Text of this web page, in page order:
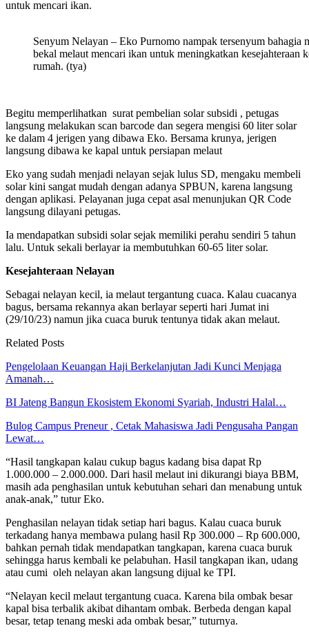
untuk mencari ikan.
Senyum Nelayan – Eko Purnomo nampak tersenyum bahagia
bekal melaut mencari ikan untuk meningkatkan kesejahteraan
rumah. (tya)
Begitu memperlihatkan surat pembelian solar subsidi , petugas
langsung melakukan scan barcode dan segera mengisi 60 liter solar
ke dalam 4 jerigen yang dibawa Eko. Bersama krunya, jerigen
langsung dibawa ke kapal untuk persiapan melaut
Eko yang sudah menjadi nelayan sejak lulus SD, mengaku membeli
solar kini sangat mudah dengan adanya SPBUN, karena langsung
dengan aplikasi. Pelayanan juga cepat asal menunjukan QR Code
langsung dilayani petugas.
Ia mendapatkan subsidi solar sejak memiliki perahu sendiri 5 tahun
lalu. Untuk sekali berlayar ia membutuhkan 60-65 liter solar.
Kesejahteraan Nelayan
Sebagai nelayan kecil, ia melaut tergantung cuaca. Kalau cuacanya
bagus, bersama rekannya akan berlayar seperti hari Jumat ini
(29/10/23) namun jika cuaca buruk tentunya tidak akan melaut.
Related Posts
Pengelolaan Keuangan Haji Berkelanjutan Jadi Kunci Menjaga
Amanah…
BI Jateng Bangun Ekosistem Ekonomi Syariah, Industri Halal…
Bulog Campus Preneur , Cetak Mahasiswa Jadi Pengusaha Pangan
Lewat…
“Hasil tangkapan kalau cukup bagus kadang bisa dapat Rp
1.000.000 – 2.000.000. Dari hasil melaut ini dikurangi biaya BBM,
masih ada penghasilan untuk kebutuhan sehari dan menabung untuk
anak-anak,” tutur Eko.
Penghasilan nelayan tidak setiap hari bagus. Kalau cuaca buruk
terkadang hanya membawa pulang hasil Rp 300.000 – Rp 600.000,
bahkan pernah tidak mendapatkan tangkapan, karena cuaca buruk
sehingga harus kembali ke pelabuhan. Hasil tangkapan ikan, udang
atau cumi oleh nelayan akan langsung dijual ke TPI.
“Nelayan kecil melaut tergantung cuaca. Karena bila ombak besar
kapal bisa terbalik akibat dihantam ombak. Berbeda dengan kapal
besar, tetap tenang meski ada ombak besar,” tuturnya.